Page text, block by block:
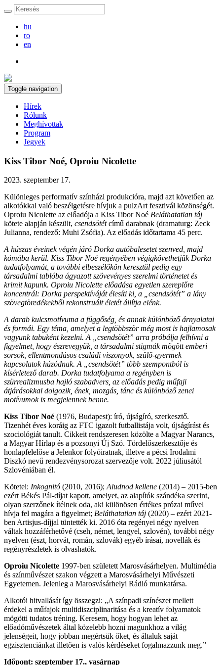
hu
ro
en
Toggle navigation
Hírek
Rólunk
Meghívottak
Program
Jegyek
Kiss Tibor Noé, Oproiu Nicolette
2023. szeptember 17.
Különleges performatív színházi produkcióra, majd azt követően az
alkotókkal való beszélgetésre hívjuk a pulzArt fesztivál közönségét.
Oproiu Nicolette az előadója a Kiss Tibor Noé Beláthatatlan táj
kötete alapján készült, csendsötétcímű darabnak (dramaturg: Zeck
Julianna, rendező: Muhi Zsófia). Az előadás időtartama 45 perc.
A húszas éveinek végén járó Dorka autóbalesetet szenved, majd
kómába kerül. Kiss Tibor Noé regényében végigkövethetjük Dorka
tudatfolyamát, a további elbeszélőkön keresztül pedig egy
társadalmi tablóba ágyazott szövevényes szerelmi történetet és
krimit kapunk. Oproiu Nicolette előadása egyetlen szereplőre
koncentrál: Dorka perspektíváját élesíti ki, a „csendsötét” a lány
szövegtöredékekből rekonstruált életét állítja elénk.
A darab kulcsmotívuma a függőség, és annak különböző árnyalatai
és formái. Egy téma, amelyet a legtöbbször még most is hajlamosak
vagyunk tabuként kezelni. A „csendsötét” arra próbálja felhívni a
figyelmet, hogy észrevegyük, a társadalmi stigmák mögött emberi
sorsok, ellentmondásos családi viszonyok, szülő-gyermek
kapcsolatok húzódnak. A „csendsötét” több szempontból is
kísérletező darab. Dorka tudatfolyama a regényben is
szürrealizmusba hajló szabadvers, az előadás pedig műfaji
átjárásokkal dolgozik, ének, mozgás, tánc és különböző zenei
motívumok is megjelennek benne.
Kiss Tibor Noé (1976, Budapest): író, újságíró, szerkesztő.
Tizenhét éves koráig az FTC igazolt futballistája volt, újságírást és
szociológiát tanult. Cikkeit rendszeresen közölte a Magyar Narancs,
a Magyar Hírlap és a pozsonyi Új Szó. Tördelőszerkesztője és
honlapfelelőse a Jelenkor folyóiratnak, illetve a pécsi Irodalmi
Diszkó nevű rendezvénysorozat szervezője volt. 2022 júliusától
Szlovéniában él.
Kötetei: Inkognitó (2010, 2016);Aludnod kellene (2014) – 2015-ben
ezért Békés Pál-díjat kapott, amelyet, az alapítók szándéka szerint,
olyan szerzőnek ítélnek oda, aki különösen értékes prózai művel
hívja fel magára a figyelmet; Beláthatatlan táj (2020) – ezért 2021-
ben Artisjus-díjjal tüntették ki. 2016 óta regényei négy nyelven
váltak hozzáférhetővé (cseh, német, lengyel, szlovén), további négy
nyelven (észt, horvát, román, szlovák) egyéb írásai, novellák és
regényrészletek is olvashatók.
Oproiu Nicolette 1997-ben született Marosvásárhelyen. Multimédia
és színművészet szakon végzett a Marosvásárhelyi Művészeti
Egyetemen. Jelenleg a Marosvásárhelyi Rádió munkatársa.
Alkotói hitvallását így összegzi: „A színpadi színészet mellett
érdekel a műfajok multidiszciplinaritása és a kreatív folyamatok
mögötti tudatos tréning. Keresem, hogy hogyan lehet az
előadóművészetek által közelebb hozni magunkhoz a világ
jelenségeit, hogy jobban megértsük őket, és általuk saját
egzisztenciánkat illetően is valós kérdéseket fogalmazzunk meg.”
Időpont: szeptember 17., vasárnap